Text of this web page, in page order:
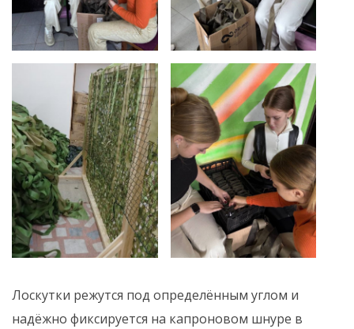
Лоскутки режутся под определённым углом и
надёжно фиксируется на капроновом шнуре в